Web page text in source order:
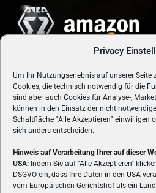
Privacy
Um Ihr Nutzungserlebnis auf unserer Seite
Cookies, die technisch notwendig für die
sind aber auch Cookies für Analyse-,
können in den Einsatz der nicht
Schaltfläche "Alle Akzeptieren" einwilligen
sich anders entscheiden.
Hinweis auf Verarbeitung Ihrer auf dieser
USA: Indem Sie auf "Alle Akzeptieren"
DSGVO ein, dass Ihre Daten in den USA
vom Europäischen Gerichtshof als ein
ÜBER